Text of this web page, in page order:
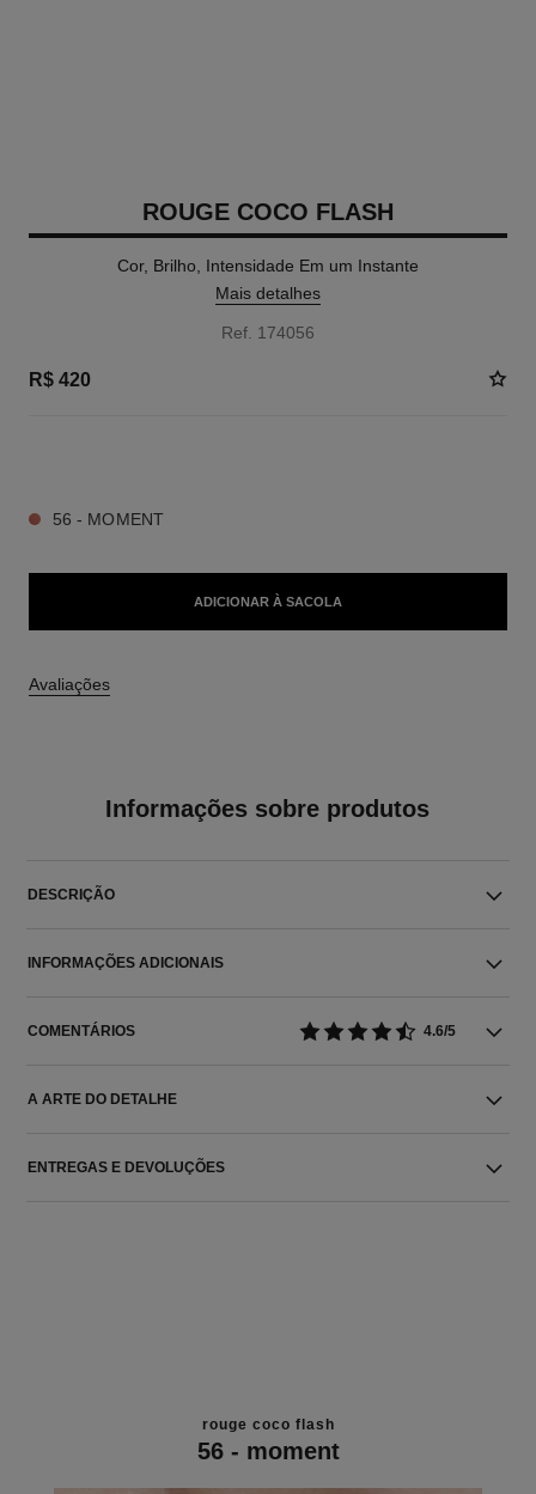
ROUGE COCO FLASH
Cor, Brilho, Intensidade Em um Instante
Mais detalhes
Ref. 174056
R$ 420
56 - MOMENT
ADICIONAR À SACOLA
Avaliações
Informações sobre produtos
DESCRIÇÃO
INFORMAÇÕES ADICIONAIS
COMENTÁRIOS 4.6/5
A ARTE DO DETALHE
ENTREGAS E DEVOLUÇÕES
rouge coco flash
56 - moment